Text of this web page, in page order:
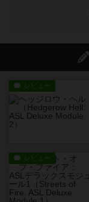
レビュー
レビュー